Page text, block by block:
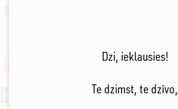
Dzi, ieklausies!
Te dzimst, te dzīvo,